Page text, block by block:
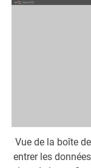
Vue de la boîte
entrer les